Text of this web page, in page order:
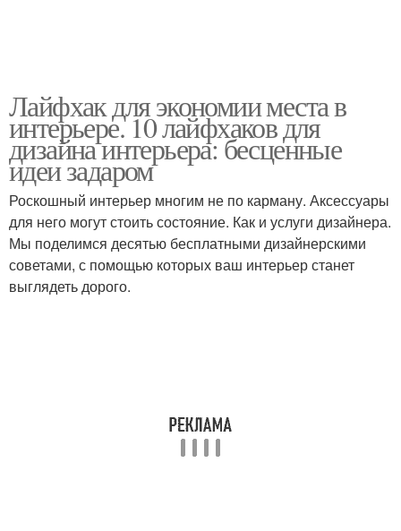
Лайфхак для экономии места в
интерьере. 10 лайфхаков для
дизайна интерьера: бесценные
идеи задаром
Роскошный интерьер многим не по карману. Аксессуары
для него могут стоить состояние. Как и услуги дизайнера.
Мы поделимся десятью бесплатными дизайнерскими
советами, с помощью которых ваш интерьер станет
выглядеть дорого.